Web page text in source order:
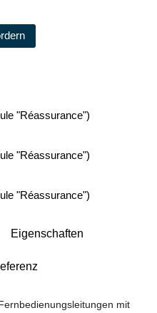
"Réassurance")
"Réassurance")
"Réassurance")
Eigenschaften
mit